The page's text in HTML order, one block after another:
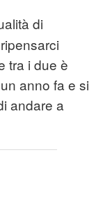
di
tra i due è
anno fa e si
andare a